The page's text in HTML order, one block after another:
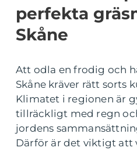
perfekta
Skåne
Att odla en frodig och
Skåne kräver rätt sorts
Klimatet i regionen är
tillräckligt med regn
jordens
Därför är det viktigt att